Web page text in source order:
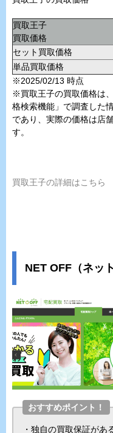
買取王子
買取価格
セット買取価格
単品買取価格
※2025/02/13 時点
※買取王子の買取価格は
格検索機能」で調査した
であり、実際の価格は店
す。
買取王子の詳細はこちら
NET OFF（ネッ
おすすめポイント！
・独自の買取保証があ